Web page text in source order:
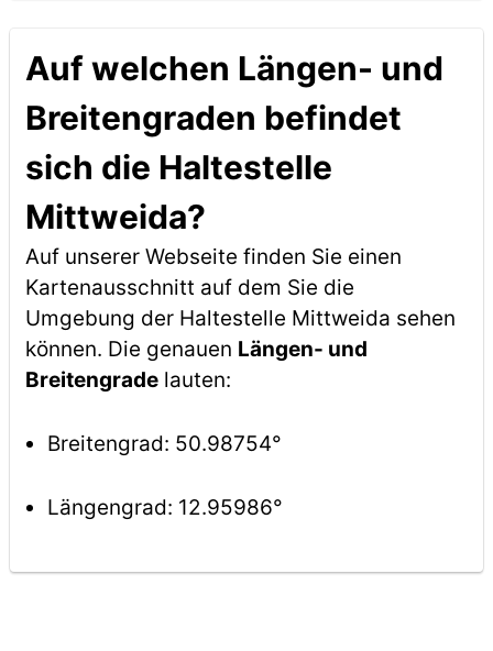
Auf welchen Längen- und
Breitengraden befindet
sich die Haltestelle
Mittweida?
Auf unserer Webseite finden Sie einen
Kartenausschnitt auf dem Sie die
Umgebung der Haltestelle Mittweida sehen
können. Die genauen Längen- und
Breitengradelauten:
Breitengrad: 50.98754°
Längengrad: 12.95986°